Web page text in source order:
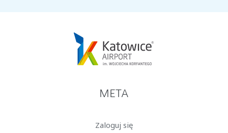
META
Zaloguj się